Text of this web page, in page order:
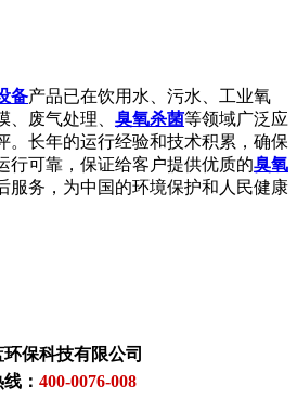
备产品已在饮用水、污水、工业氧
废气处理、 臭氧杀菌等领域广泛应
。长年的运行经验和技术积累，确保
行可靠，保证给客户提供优质的臭氧
服务，为中国的环境保护和人民健康
保科技有限公司
： 400-0076-008